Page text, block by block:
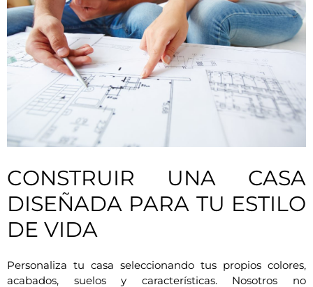
CONSTRUIR UNA CASA
DISEÑADA PARA TU ESTILO
DE VIDA
Personaliza tu casa seleccionando tus propios colores,
acabados, suelos y características. Nosotros no